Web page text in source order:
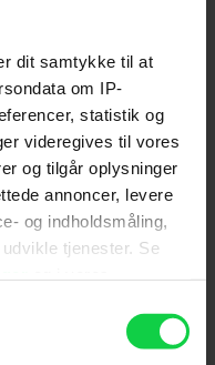
dit samtykke til at
om IP-
statistik og
videregives til vores
og tilgår oplysninger
annoncer, levere
og indholdsmåling,
tjenester. Se
på "Privacy